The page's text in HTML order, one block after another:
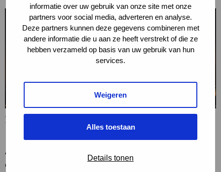
informatie over uw gebruik van onze site met onze
partners voor social media, adverteren en analyse.
Deze partners kunnen deze gegevens combineren met
andere informatie die u aan ze heeft verstrekt of die ze
hebben verzameld op basis van uw gebruik van hun
services.
Weigeren
Alles toestaan
Details tonen
Amsterdam, met aan de horizon de kassen van Aalsmeer. Beeld:
Tjibbe Donker
Afscherming
Op dit moment worden in de meeste kassen al